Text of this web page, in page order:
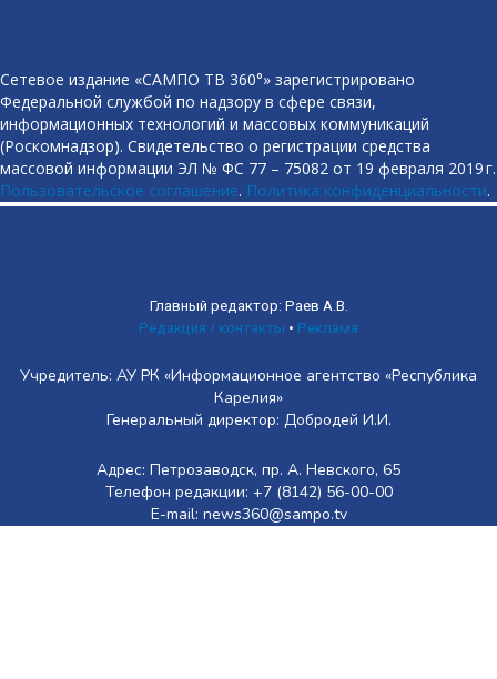
Сетевое издание «САМПО ТВ 360°» зарегистрировано
Федеральной службой по надзору в сфере связи,
информационных технологий и массовых коммуникаций
(Роскомнадзор). Свидетельство о регистрации средства
массовой информации ЭЛ № ФС 77 – 75082 от 19 февраля 2019 г.
Пользовательское соглашение. Политика конфиденциальности.
Главный редактор: Раев А.В.
Редакция / контакты • Реклама
Учредитель: АУ РК «Информационное агентство «Республика
Карелия»
Генеральный директор: Добродей И.И.
Адрес: Петрозаводск, пр. А. Невского, 65
Телефон редакции: +7 (8142) 56-00-00
E-mail: news360@sampo.tv